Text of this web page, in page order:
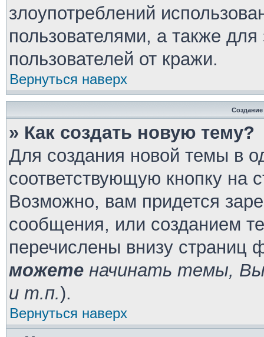
злоупотреблений
пользователями, а также
пользователей от кражи.
Вернуться наверх
» Как создать новую тему?
Для создания новой темы в
соответствующую кнопку на
Возможно, вам придется
сообщения, или созданием
перечислены внизу страниц
можете начинать темы,
и т.п.).
Вернуться наверх